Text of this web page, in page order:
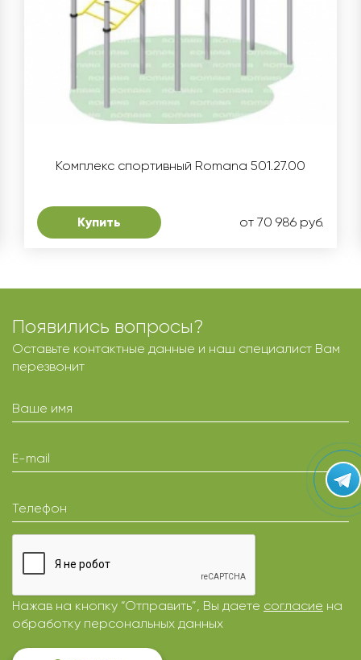
Комплекс спортивный Romana 501.27.00
Купить от 70 986 руб.
Появились вопросы?
Оставьте контактные данные и наш специалист Вам
перезвонит
Ваше имя
E-mail
Телефон
Нажав на кнопку “Отправить”, Вы даете согласие на
обработку персональных данных